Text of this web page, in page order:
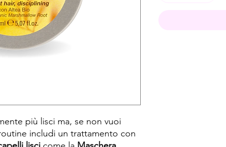
più lisci ma, se non vuoi
includi un trattamento con